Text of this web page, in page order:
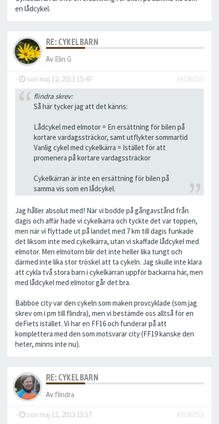
en lådcykel.
RE: CYKELBARN
Av Elin G
- sön maj 12, 2013 15:47
#9186050
flindra skrev:
Så här tycker jag att det känns:
Lådcykel med elmotor = En ersättning för bilen på
kortare vardagssträckor, samt utflykter sommartid
Vanlig cykel med cykelkärra = Istället för att
promenera på kortare vardagssträckor
Cykelkärran är inte en ersättning för bilen på
samma vis som en lådcykel.
Jag håller absolut med! När vi bodde på gångavstånd från
dagis och affär hade vi cykelkärra och tyckte det var toppen,
men när vi flyttade ut på landet med 7 km till dagis funkade
det liksom inte med cykelkärra, utan vi skaffade lådcykel med
elmotor. Men elmotorn blir det inte heller lika tungt och
därmed inte lika stor tröskel att ta cykeln. Jag skulle inte klara
att cykla två stora barn i cykelkärran uppför backarna här, men
med lådcykel med elmotor går det bra.
Babboe city var den cykeln som maken provcyklade (som jag
skrev om i pm till flindra), men vi bestämde oss alltså för en
deFiets istället. Vi har en FF16 och funderar på att
komplettera med den som motsvarar city (FF19 kanske den
heter, minns inte nu).
RE: CYKELBARN
Av flindra
- sön maj 12, 2013 15:57
#9186058